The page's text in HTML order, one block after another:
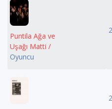
Puntila Ağa ve
Uşağı Matti /
Oyuncu